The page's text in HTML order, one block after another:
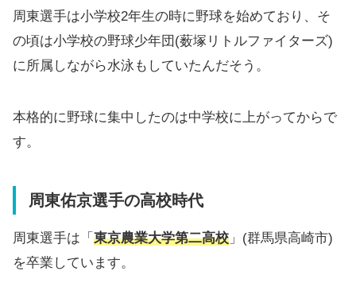
周東選手は小学校2年生の時に野球を始めており、そ
の頃は小学校の野球少年団(薮塚リトルファイターズ)
に所属しながら水泳もしていたんだそう。
本格的に野球に集中したのは中学校に上がってからで
す。
周東佑京選手の高校時代
周東選手は「 東京農業大学第二高校 」(群馬県高崎市)
を卒業しています。